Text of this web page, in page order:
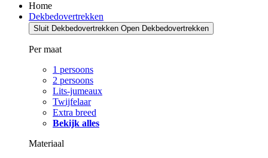
Home
Dekbedovertrekken
Sluit Dekbedovertrekken Open Dekbedovertrekken
Per maat
1 persoons
2 persoons
Lits-jumeaux
Twijfelaar
Extra breed
Bekijk alles
Materiaal